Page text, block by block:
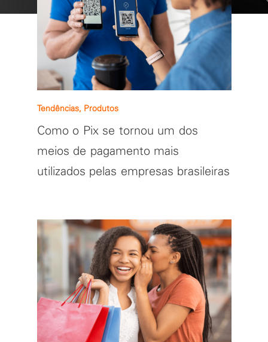
Tendências, Produtos
Como o Pix se tornou um dos
meios de pagamento mais
utilizados pelas empresas brasileiras